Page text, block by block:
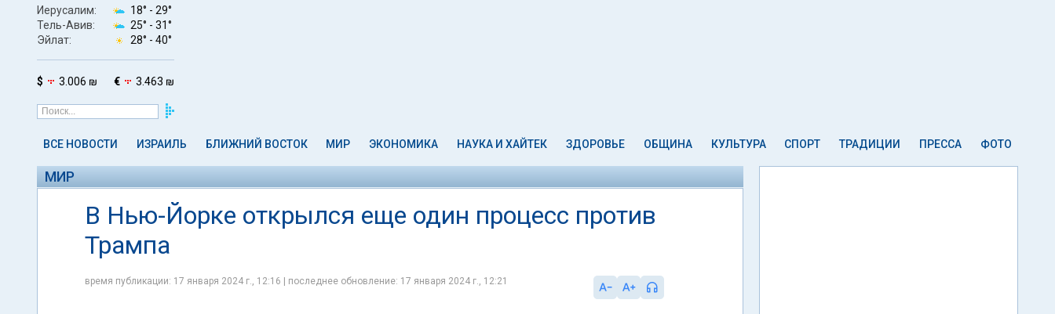
Иерусалим: 18° - 29°
Тель-Авив:
25° - 31°
Эйлат:
28° - 40°
$ 3.006 ₪ € 3.463 ₪
ВСЕ НОВОСТИ ИЗРАИЛЬ БЛИЖНИЙ ВОСТОК МИР ЭКОНОМИКА НАУКА И ХАЙТЕК ЗДОРОВЬЕ ОБЩИНА КУЛЬТУРА СПОРТ ТРАДИЦИИ ПРЕССА ФОТО
МИР
В Нью-Йорке открылся еще один процесс против
Трампа
время публикации: 17 января 2024 г., 12:16 | последнее обновление: 17 января 2024 г., 12:21